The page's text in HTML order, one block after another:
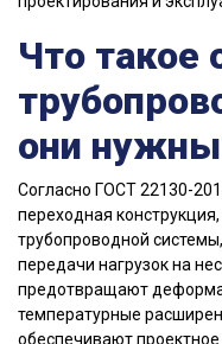
Что такое
они
Согласно ГОСТ 22130-
переходная
трубопроводной
передачи нагрузок на
предотвращают
температурные
обеспечивают